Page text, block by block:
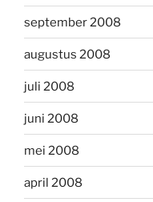
september 2008
augustus 2008
juli 2008
juni 2008
mei 2008
april 2008